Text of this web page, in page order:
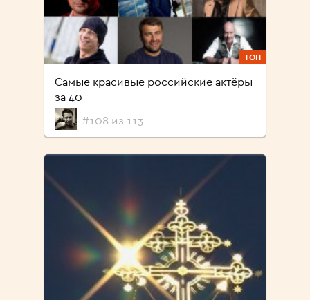
ТОП
Самые красивые российские актёры
за 40
#108 из 113